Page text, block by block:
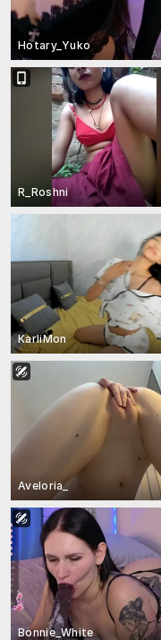
Hotary_Yuko
R_Roshni
KarliMon
Aveloria_
Bonnie_White